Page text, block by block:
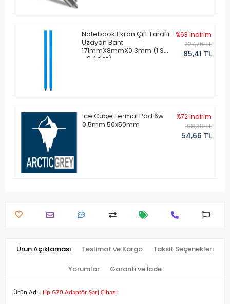
Notebook Ekran Çift Taraflı
Uzayan Bant
171mmX8mmX0.3mm (1 Set
- 2 Adet)
%63 indirim
227,76 TL
85,41 TL
Ice Cube Termal Pad 6w
0.5mm 50x50mm
%72 indirim
198,38 TL
54,66 TL
Ürün Açıklaması Teslimat ve Kargo Taksit Seçenekleri
Yorumlar Garanti ve İade
Ürün Adı : Hp G70 Adaptör Şarj Cihazı